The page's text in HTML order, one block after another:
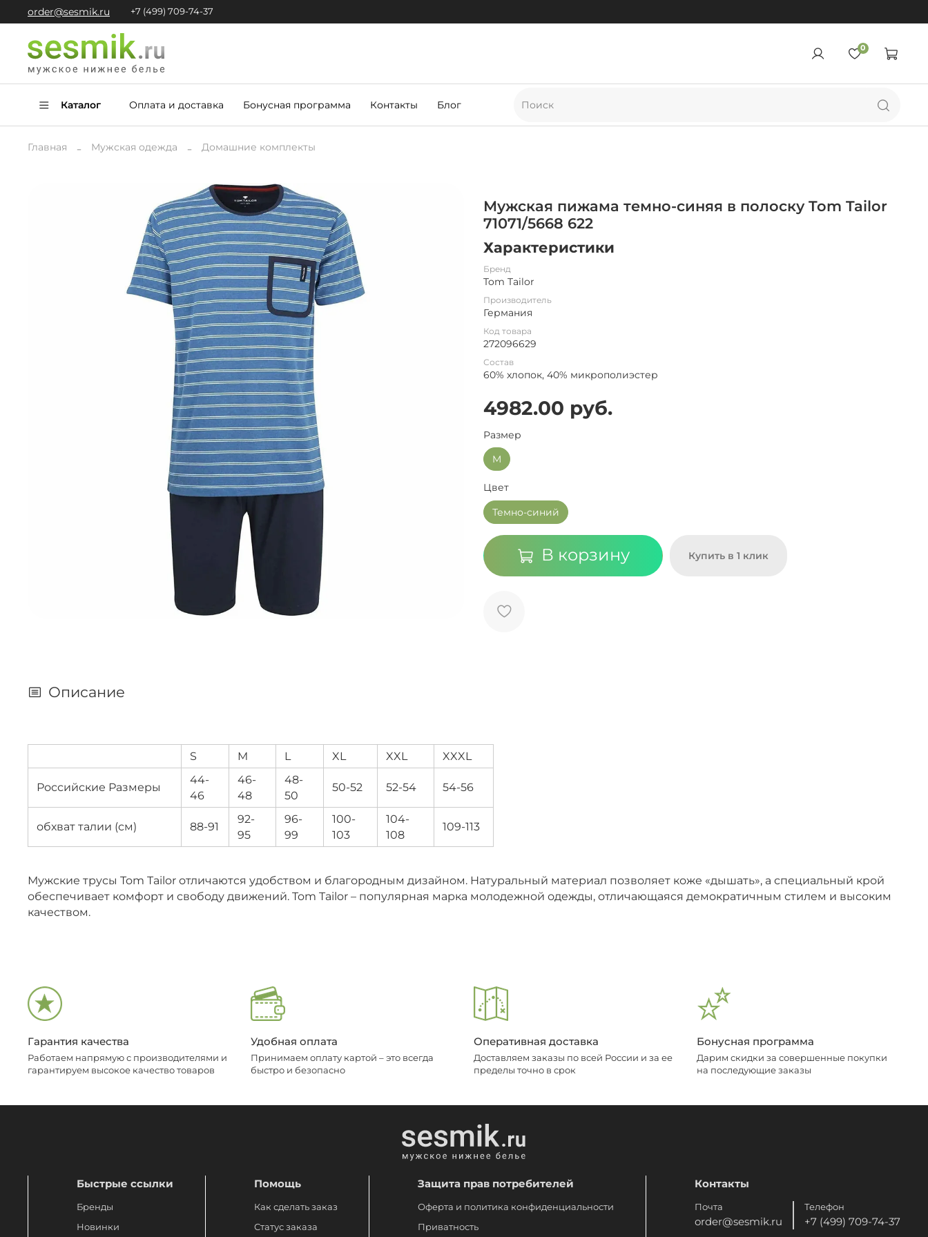
order@sesmik.ru +7 (499) 709-74-37
0
Каталог Оплата и доставка Бонусная программа Контакты Блог
Главная Мужская одежда Домашние комплекты
Мужская пижама темно-синяя в полоску Tom Tailor
71071/5668 622
Характеристики
Бренд
Tom Tailor
Производитель
Германия
Код товара
272096629
Состав
60% хлопок, 40% микрополиэстер
4982.00 руб.
В корзину Купить в 1 клик
Размер
M
Цвет
Темно-синий
Описание
S M L XL XXL XXXL
Российские Размеры
44-
46
46-
48
48-
50
50-52 52-54 54-56
обхват талии (см) 88-91
92-
95
96-
99
100-
103
104-
108
109-113
Мужские трусы Tom Tailor отличаются удобством и благородным дизайном. Натуральный материал позволяет коже «дышать», а специальный крой
обеспечивает комфорт и свободу движений. Tom Tailor – популярная марка молодежной одежды, отличающаяся демократичным стилем и высоким
качеством.
Гарантия качества
Работаем напрямую с производителями и
гарантируем высокое качество товаров
Удобная оплата
Принимаем оплату картой – это всегда
быстро и безопасно
Оперативная доставка
Доставляем заказы по всей России и за ее
пределы точно в срок
Бонусная программа
Дарим скидки за совершенные покупки
на последующие заказы
Быстрые ссылки
Бренды
Новинки
Помощь
Как сделать заказ
Статус заказа
Защита прав потребителей
Оферта и политика конфиденциальности
Приватность
Контакты
Почта
order@sesmik.ru
Телефон
+7 (499) 709-74-37